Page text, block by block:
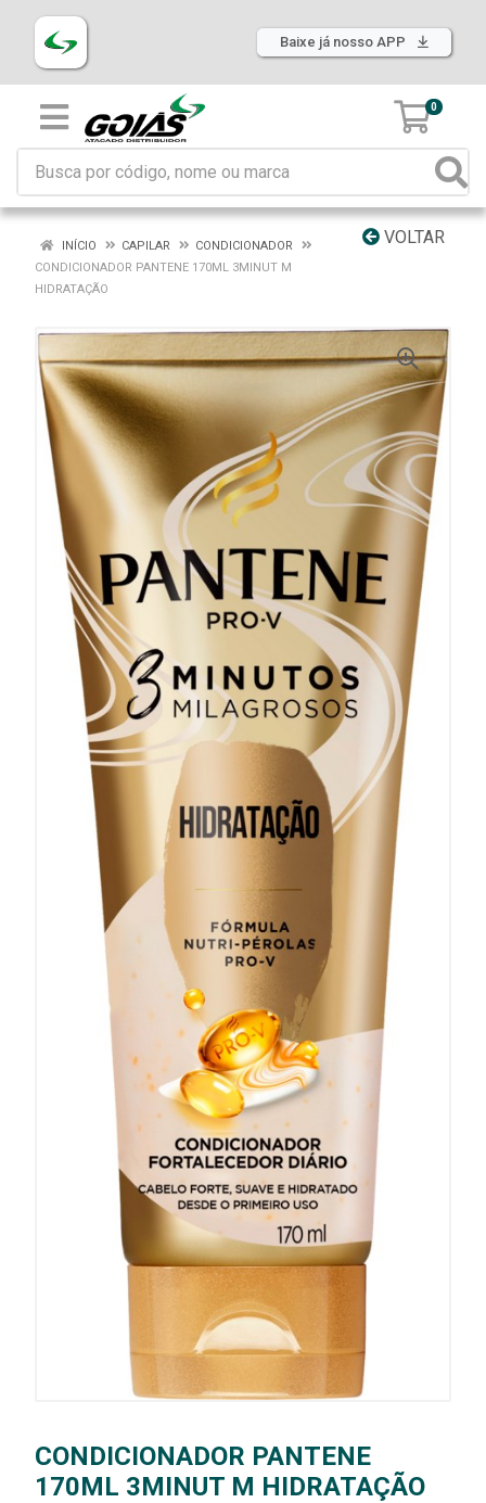
Baixe já nosso APP
0
VOLTAR
INÍCIO CAPILAR
CONDICIONADOR
CONDICIONADOR PANTENE 170ML 3MINUT M
HIDRATAÇÃO
CONDICIONADOR PANTENE
170ML 3MINUT M HIDRATAÇÃO